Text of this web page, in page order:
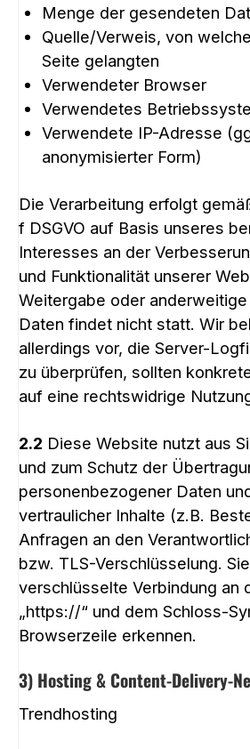
Menge der gesendeten
Quelle/Verweis, von
Seite gelangten
Verwendeter Browser
Verwendetes
Verwendete IP-Adresse
anonymisierter Form)
Die Verarbeitung erfolgt
f DSGVO auf Basis unseres
Interesses an der
und Funktionalität unserer
Weitergabe oder
Daten findet nicht statt. Wir
allerdings vor, die Server-
zu überprüfen, sollten
auf eine rechtswidrige
2.2 Diese Website nutzt aus
und zum Schutz der
personenbezogener Daten
vertraulicher Inhalte (z.B.
Anfragen an den
bzw. TLS-Verschlüsselung.
verschlüsselte Verbindung an
„https://“ und dem Schloss-
Browserzeile erkennen.
3) Hosting & Content-Delivery-
Trendhosting